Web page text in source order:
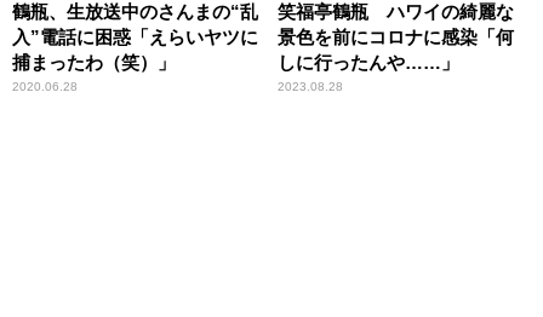
鶴瓶、生放送中のさんまの“乱
入”電話に困惑「えらいヤツに
捕まったわ（笑）」
2020.06.28
笑福亭鶴瓶 ハワイの綺麗な
景色を前にコロナに感染「何
しに行ったんや……」
2023.08.28